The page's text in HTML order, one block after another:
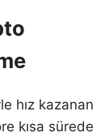
hız kazanan
kısa sürede